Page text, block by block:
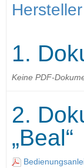
Hersteller
1.
Keine PDF-
2.
„Beal“